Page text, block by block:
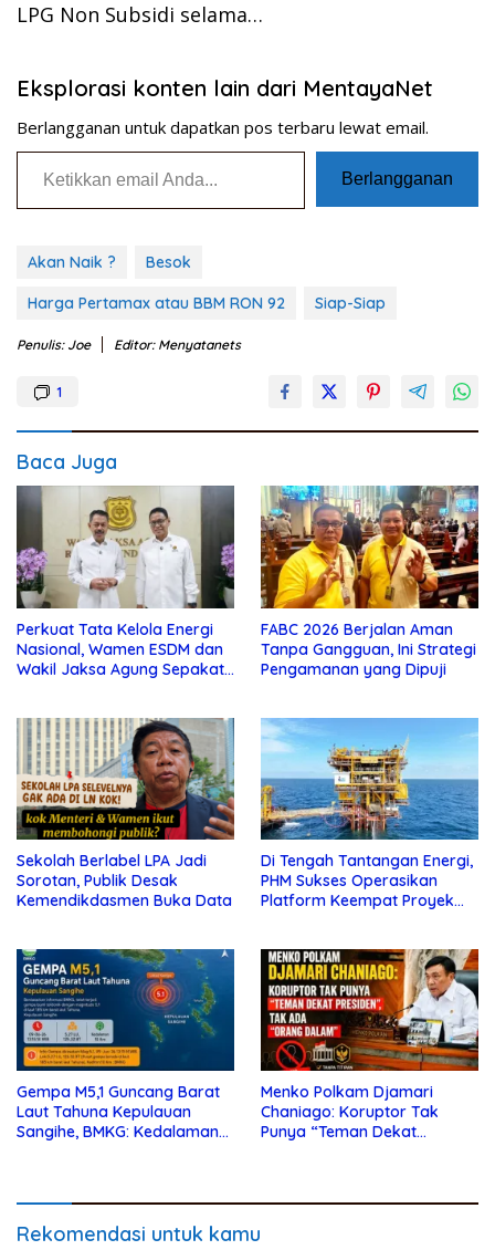
LPG Non Subsidi selama…
Eksplorasi konten lain dari MentayaNet
Berlangganan untuk dapatkan pos terbaru lewat email.
Ketikkan email Anda...
Berlangganan
Akan Naik ? Besok
Harga Pertamax atau BBM RON 92 Siap-Siap
Penulis: Joe Editor: Menyatanets
1
Baca Juga
Perkuat Tata Kelola Energi
Nasional, Wamen ESDM dan
Wakil Jaksa Agung Sepakat
FABC 2026 Berjalan Aman
Tanpa Gangguan, Ini Strategi
Pengamanan yang Dipuji
Sekolah Berlabel LPA Jadi
Sorotan, Publik Desak
Kemendikdasmen Buka Data
Di Tengah Tantangan Energi,
PHM Sukses Operasikan
Platform Keempat Proyek
Gempa M5,1 Guncang Barat
Laut Tahuna Kepulauan
Sangihe, BMKG: Kedalaman
Menko Polkam Djamari
Chaniago: Koruptor Tak
Punya “Teman Dekat
Rekomendasi untuk kamu